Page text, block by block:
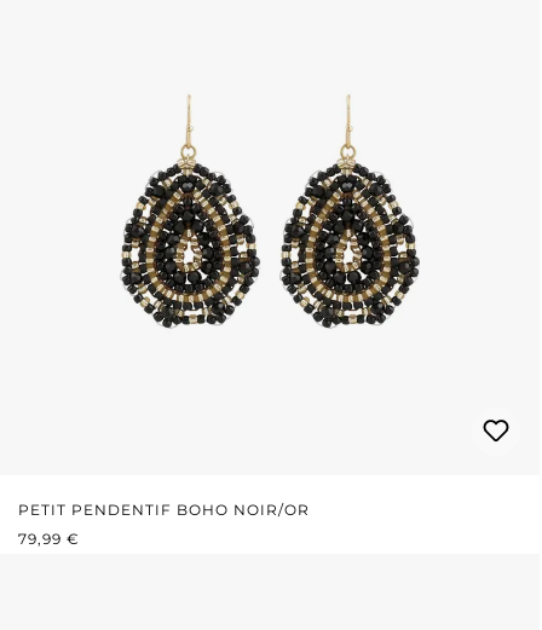
PETIT PENDENTIF BOHO NOIR/OR
PRIX RÉGULIER :
79,99 €